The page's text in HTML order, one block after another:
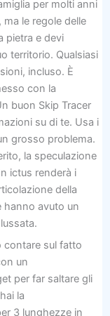
per molti anni
le regole delle
pietra e devi
territorio. Qualsiasi
incluso. È
con la
buon Skip Tracer
su di te. Usa i
grosso problema.
la speculazione
ictus renderà i
della
hanno avuto un
contare sul fatto
un
per far saltare gli
la
3 lunghezze in